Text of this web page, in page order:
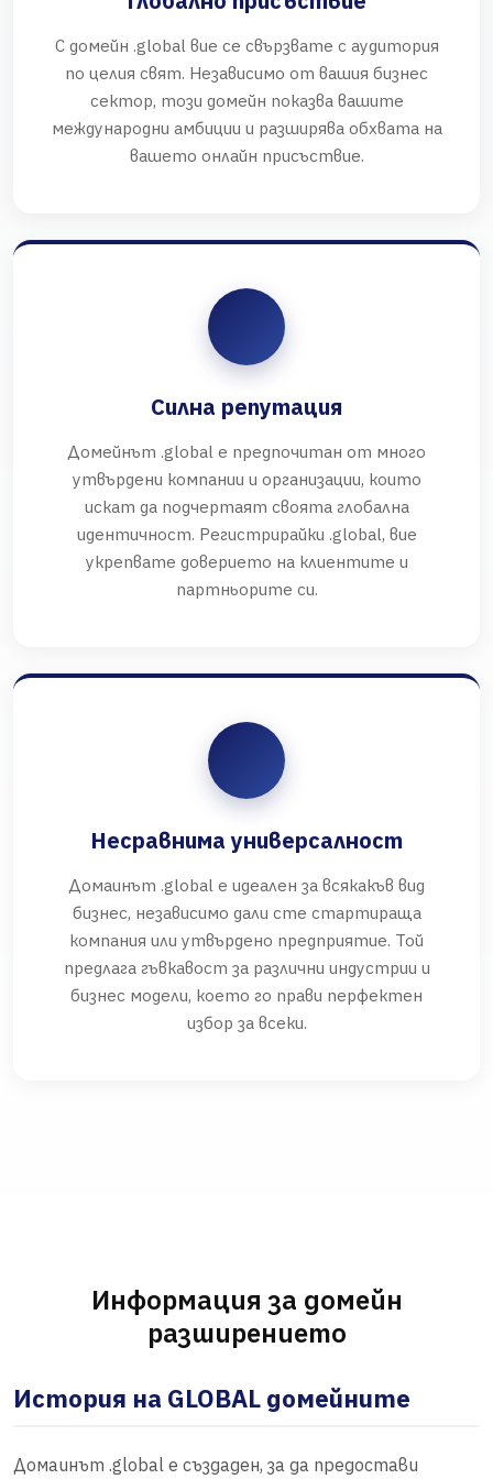
С домейн .global вие се свързвате с аудитория
по целия свят. Независимо от вашия бизнес
сектор, този домейн показва вашите
международни амбиции и разширява обхвата на
вашето онлайн присъствие.
Силна репутация
Домейнът .global е предпочитан от много
утвърдени компании и организации, които
искат да подчертаят своята глобална
идентичност. Регистрирайки .global, вие
укрепвате доверието на клиентите и
партньорите си.
Несравнима универсалност
Домаинът .global е идеален за всякакъв вид
бизнес, независимо дали сте стартираща
компания или утвърдено предприятие. Той
предлага гъвкавост за различни индустрии и
бизнес модели, което го прави перфектен
избор за всеки.
Информация за домейн
разширението
История на GLOBAL домейните
Домаинът .global е създаден, за да предостави